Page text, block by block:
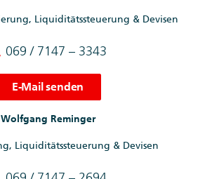
Liquiditätssteuerung & Devisen
069 / 7147 – 3343
E-Mail senden
Wolfgang Reminger
Liquiditätssteuerung & Devisen